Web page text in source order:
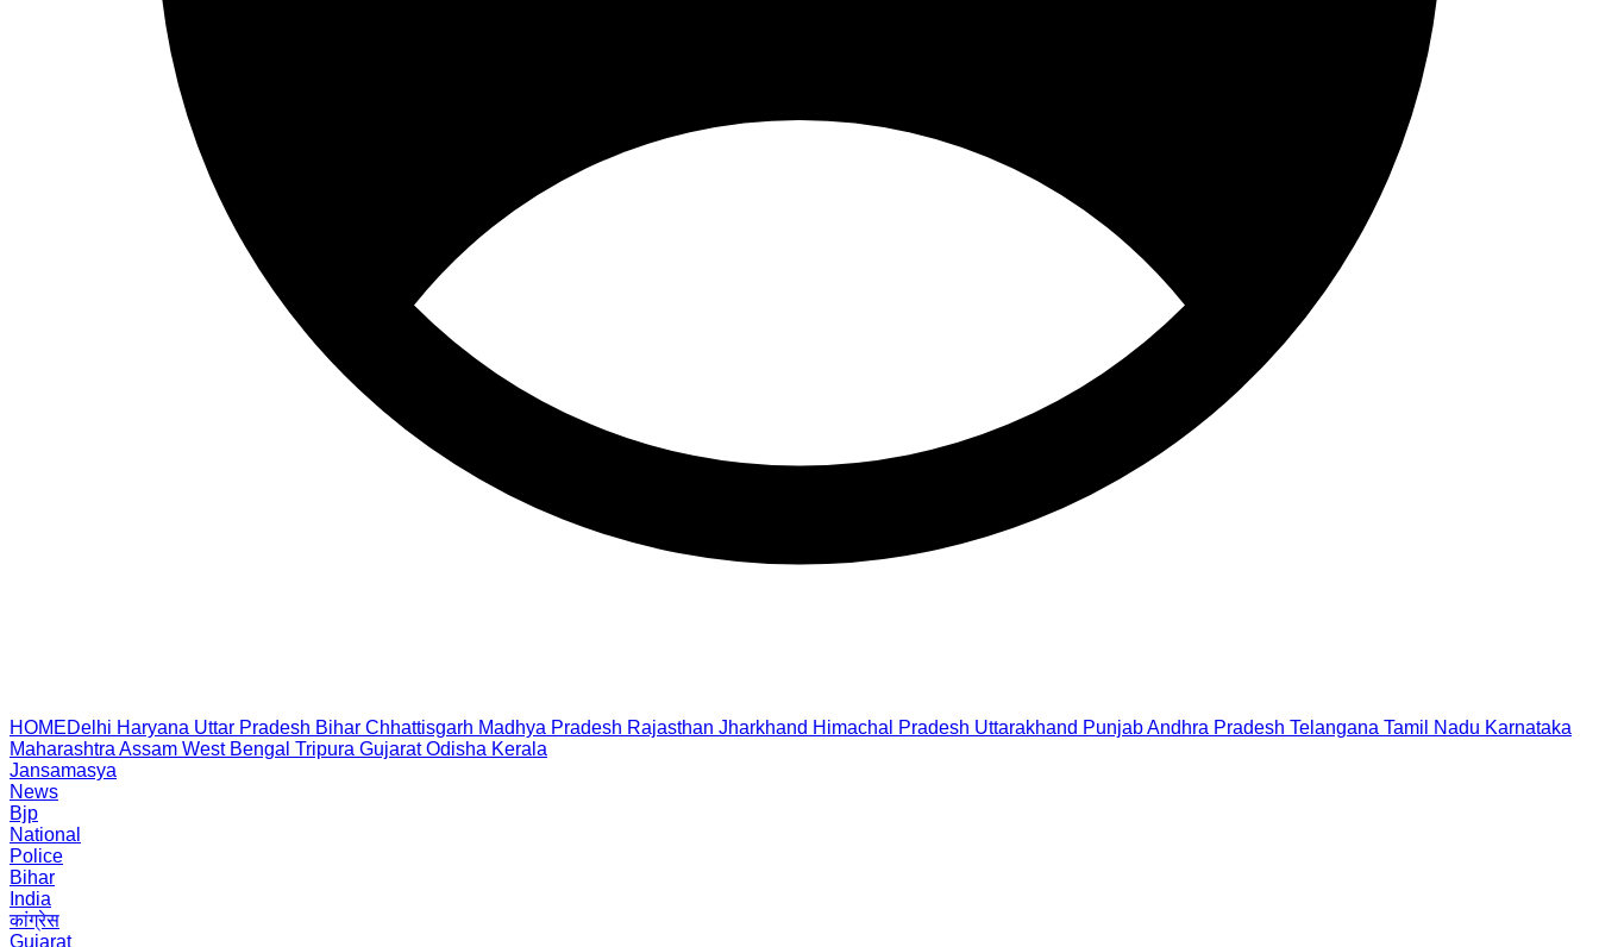
HOMEDelhi Haryana Uttar Pradesh Bihar Chhattisgarh Madhya Pradesh Rajasthan Jharkhand Himachal Pradesh Uttarakhand PunjabAndhra Pradesh Telangana Tamil Nadu Karnataka
Maharashtra Assam West Bengal Tripura Gujarat Odisha Kerala
Jansamasya
News
Bjp
National
Police
Bihar
India
कांग्रेस
Gujarat